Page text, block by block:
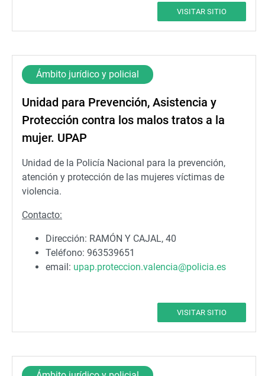
VISITAR SITIO
Ámbito jurídico y policial
Unidad para Prevención, Asistencia y
Protección contra los malos tratos a la
mujer. UPAP
Unidad de la Policía Nacional para la prevención,
atención y protección de las mujeres víctimas de
violencia.
Contacto:
Dirección: RAMÓN Y CAJAL, 40
Teléfono: 963539651
email: upap.proteccion.valencia@policia.es
VISITAR SITIO